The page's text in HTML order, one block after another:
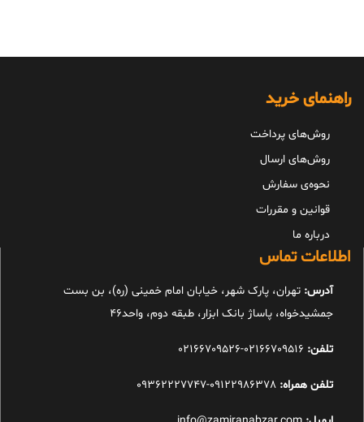
راهنمای خرید
روش‌های پرداخت
روش‌های ارسال
نحوه‌ی سفارش
قوانین و مقررات
درباره ما
اطلاعات تماس
آدرس: تهران، پارک شهر، خیابان امام خمینی (ره)، بن بست
جمشیدخواه، پاساژ بانک ابزار، طبقه دوم، واحد46
تلفن:
تلفن همراه: 09122986378-09362227747